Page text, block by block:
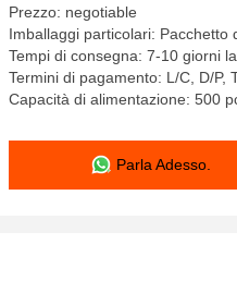
Prezzo: negotiable
Imballaggi particolari: Pacchetto
Tempi di consegna: 7-10 giorni
Termini di pagamento: L/C, D/P,
Capacità di alimentazione: 500
Parla Adesso.